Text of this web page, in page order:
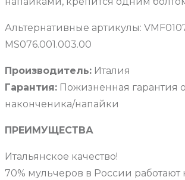
Альтернативные артикулы:
MS076.001.003.00
Производитель: Италия
Гарантия: Пожизненная гарантия
наконченика/напайки
ПРЕИМУЩЕСТВА
Итальянское качество!
70% мульчеров в России работают